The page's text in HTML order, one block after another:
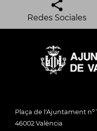
Redes Sociales
Plaça de l'Ajuntament nº
46002 València